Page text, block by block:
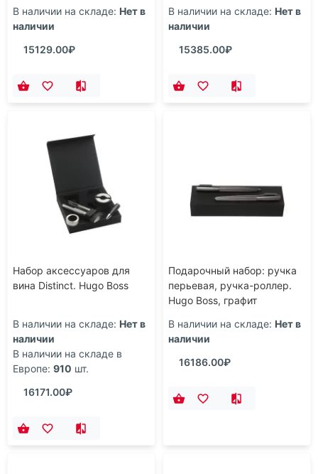
В наличии на складе: Нет в
наличии
15129.00₽
В наличии на складе: Нет в
наличии
15385.00₽
Набор аксессуаров для
вина Distinct. Hugo Boss
В наличии на складе: Нет в
наличии
В наличии на складе в
Европе: 910 шт.
16171.00₽
Подарочный набор: ручка
перьевая, ручка-роллер.
Hugo Boss, графит
В наличии на складе: Нет в
наличии
16186.00₽